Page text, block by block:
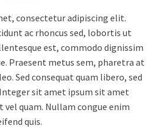
consectetur adipiscing elit.
ac rhoncus sed, lobortis ut
est, commodo dignissim
Praesent metus sem, pharetra at
Sed consequat quam libero, sed
sit amet ipsum sit amet
vel quam. Nullam congue enim
quis.